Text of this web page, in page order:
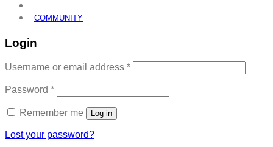
COMMUNITY
Login
Username or email address *Required
Password *Required
Remember me Log in
Lost your password?